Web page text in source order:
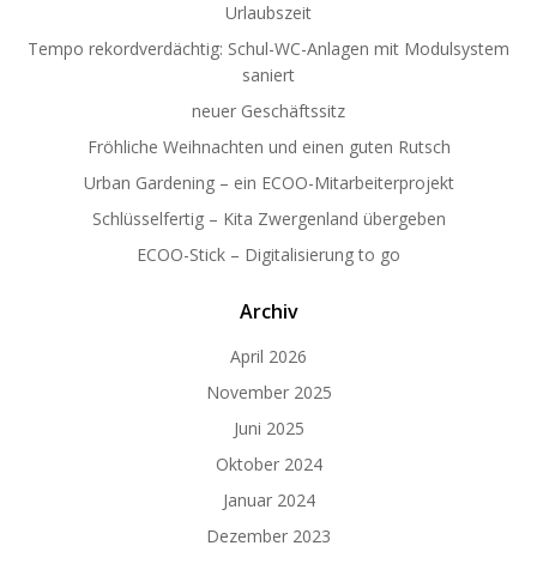
Urlaubszeit
Tempo rekordverdächtig: Schul-WC-Anlagen mit Modulsystem
saniert
neuer Geschäftssitz
Fröhliche Weihnachten und einen guten Rutsch
Urban Gardening – ein ECOO-Mitarbeiterprojekt
Schlüsselfertig – Kita Zwergenland übergeben
ECOO-Stick – Digitalisierung to go
Archiv
April 2026
November 2025
Juni 2025
Oktober 2024
Januar 2024
Dezember 2023